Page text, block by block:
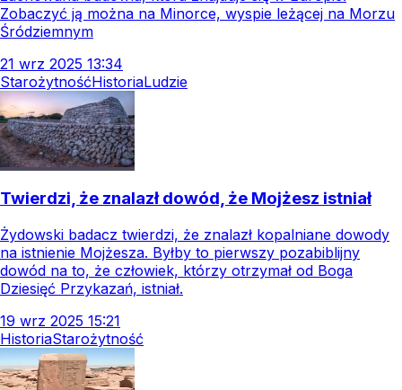
Zobaczyć ją można na Minorce, wyspie leżącej na Morzu
Śródziemnym
21 wrz 2025 13:34
StarożytnośćHistoriaLudzie
Twierdzi, że znalazł dowód, że Mojżesz istniał
Żydowski badacz twierdzi, że znalazł kopalniane dowody
na istnienie Mojżesza. Byłby to pierwszy pozabiblijny
dowód na to, że człowiek, którzy otrzymał od Boga
Dziesięć Przykazań, istniał.
19 wrz 2025 15:21
HistoriaStarożytność